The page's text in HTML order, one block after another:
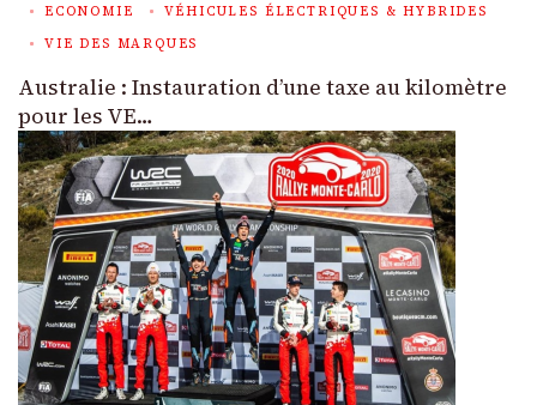
ECONOMIE
VÉHICULES ÉLECTRIQUES & HYBRIDES
VIE DES MARQUES
Australie : Instauration d’une taxe au kilomètre
pour les VE…